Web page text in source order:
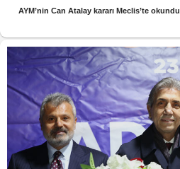
AYM’nin Can Atalay kararı Meclis’te okundu